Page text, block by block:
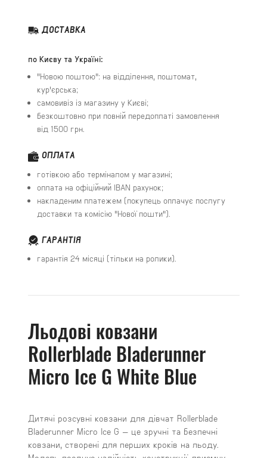
ДОСТАВКА
по Києву та Україні:
"Новою поштою": на відділення, поштомат,
кур'єрська;
самовивіз із магазину у Києві;
безкоштовно при повній передоплаті замовлення
від 1500 грн.
ОПЛАТА
готівкою або терміналом у магазині;
оплата на офіційний IBAN рахунок;
накладеним платежем (покупець оплачує послугу
доставки та комісію "Нової пошти").
ГАРАНТІЯ
гарантія 24 місяці (тільки на ролики).
Льодові ковзани
Rollerblade Bladerunner
Micro Ice G White Blue
Дитячі розсувні ковзани для дівчат Rollerblade
Bladerunner Micro Ice G — це зручні та безпечні
ковзани, створені для перших кроків на льоду.